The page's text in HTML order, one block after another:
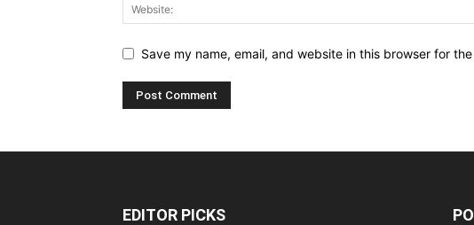
Save my name, email, and website in this browser for
EDITOR PICKS